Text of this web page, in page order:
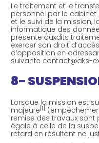
Le traitement et le
personnel par le cabinet
et le suivi de la mission,
informatique des
présente auxdits
exercer son droit
d’opposition en
suivante contact@aks-
8-
Lorsque la mission est
majeure [1]
remise des travaux
égale à celle de la
retard en résultant ne